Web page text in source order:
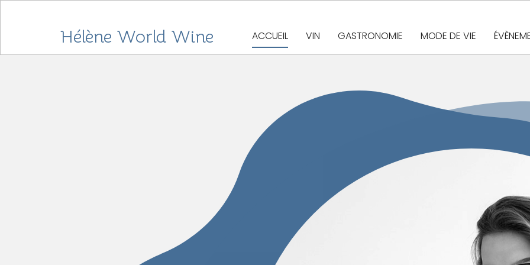
ACCUEIL VIN GASTRONOMIE MODE DE VIE
Hélène World Wine